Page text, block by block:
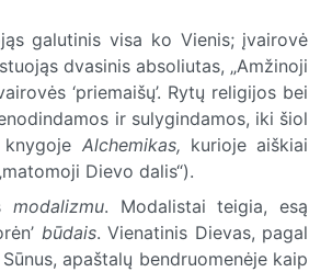
galutinis visa ko Vienis; įvairovė
dvasinis absoliutas, „Amžinoji
‘priemaišų’. Rytų religijos bei
ir sulygindamos, iki šiol
Alchemikas, kurioje aiškiai
Dievo dalis“).
modalizmu. Modalistai teigia, esą
būdais. Vienatinis Dievas, pagal
apaštalų bendruomenėje kaip